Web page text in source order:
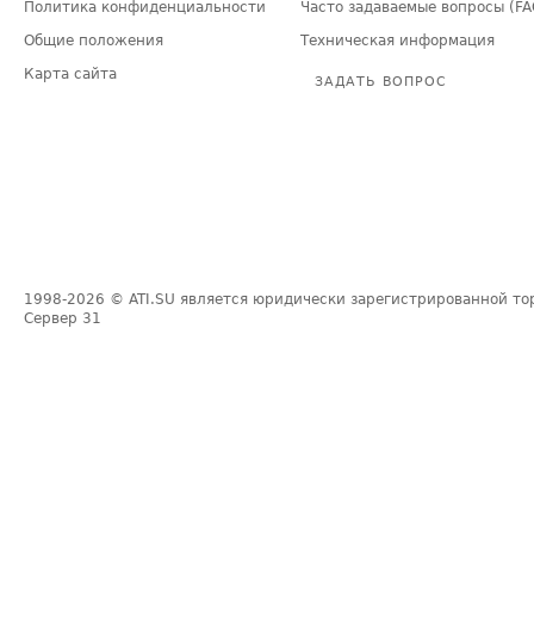
Политика конфиденциальности
Общие положения
Карта сайта
Часто задаваемые вопросы
Техническая информация
ЗАДАТЬ ВОПРОС
1998-2026 © ATI.SU является юридически зарегистрированной
Сервер 31